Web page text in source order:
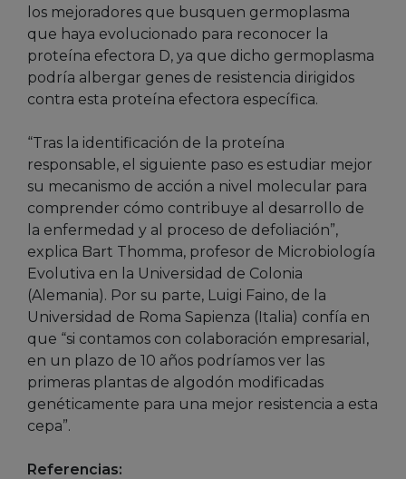
los mejoradores que busquen germoplasma
que haya evolucionado para reconocer la
proteína efectora D, ya que dicho germoplasma
podría albergar genes de resistencia dirigidos
contra esta proteína efectora específica.
“Tras la identificación de la proteína
responsable, el siguiente paso es estudiar mejor
su mecanismo de acción a nivel molecular para
comprender cómo contribuye al desarrollo de
la enfermedad y al proceso de defoliación”,
explica Bart Thomma, profesor de Microbiología
Evolutiva en la Universidad de Colonia
(Alemania). Por su parte, Luigi Faino, de la
Universidad de Roma Sapienza (Italia) confía en
que “si contamos con colaboración empresarial,
en un plazo de 10 años podríamos ver las
primeras plantas de algodón modificadas
genéticamente para una mejor resistencia a esta
cepa”.
Referencias: